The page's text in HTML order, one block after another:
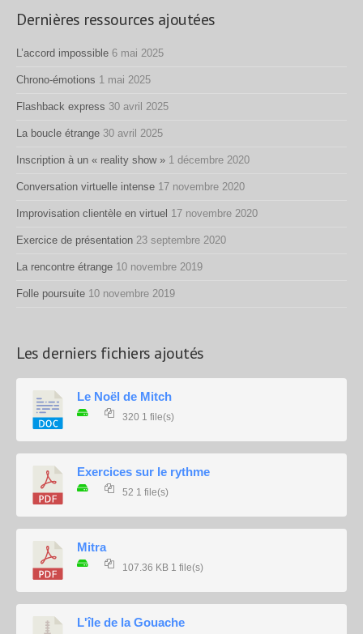
Dernières ressources ajoutées
L’accord impossible 6 mai 2025
Chrono-émotions 1 mai 2025
Flashback express 30 avril 2025
La boucle étrange 30 avril 2025
Inscription à un « reality show » 1 décembre 2020
Conversation virtuelle intense 17 novembre 2020
Improvisation clientèle en virtuel 17 novembre 2020
Exercice de présentation 23 septembre 2020
La rencontre étrange 10 novembre 2019
Folle poursuite 10 novembre 2019
Les derniers fichiers ajoutés
Le Noël de Mitch
320 1 file(s)
Exercices sur le rythme
52 1 file(s)
Mitra
107.36 KB 1 file(s)
L'île de la Gouache